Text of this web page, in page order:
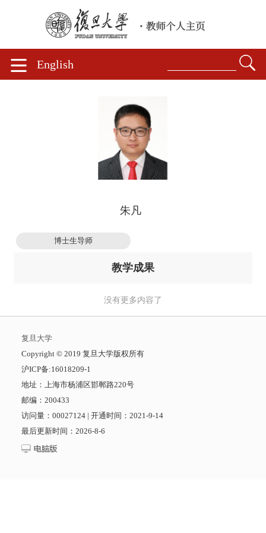
English
朱凡
博士生导师
教学成果
没有更多内容了
复旦大学
​Copyright © 2019 复旦大学版权所有
沪ICP备:16018209-1
地址：上海市杨浦区邯郸路220号
邮编：200433
访问量： 00027124 | 开通时间： 2021 -9-14
最后更新时间： 2026-8-6